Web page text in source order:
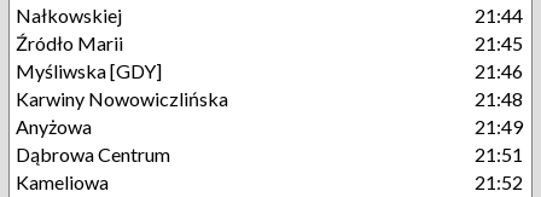
Nałkowskiej
21:44
Źródło Marii
21:45
Myśliwska [GDY]
21:46
Karwiny Nowowiczlińska
21:48
Anyżowa
21:49
Dąbrowa Centrum
21:51
Kameliowa
21:52